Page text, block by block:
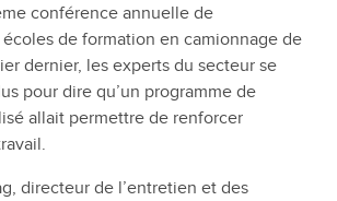
conférence annuelle de
écoles de formation en camionnage de
dernier, les experts du secteur se
pour dire qu’un programme de
allait permettre de renforcer
directeur de l’entretien et des